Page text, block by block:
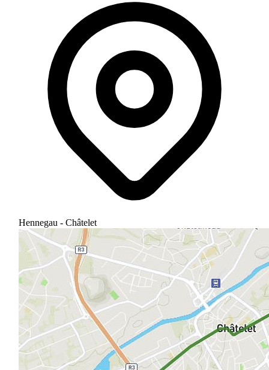
Hennegau - Châtelet